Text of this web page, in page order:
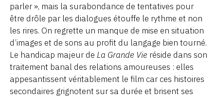
parler », mais la surabondance de tentatives pour
être drôle par les dialogues étouffe le rythme et non
les rires. On regrette un manque de mise en situation
d’images et de sons au profit du langage bien tourné.
Le handicap majeur de La Grande Vie réside dans son
traitement banal des relations amoureuses : elles
appesantissent véritablement le film car ces histoires
secondaires grignotent sur sa durée et brisent ses